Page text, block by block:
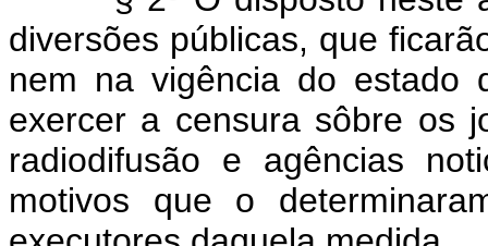
diversões públicas, que
nem na vigência do estado
exercer a censura sôbre os
radiodifusão e agências
motivos que o